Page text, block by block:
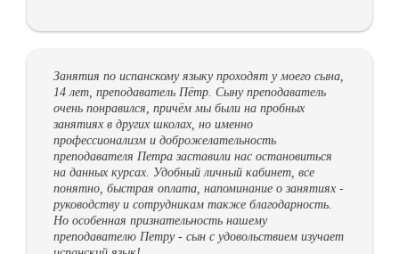
Занятия по испанскому языку проходят у моего сына,
14 лет, преподаватель Пётр. Сыну преподаватель
очень понравился, причём мы были на пробных
занятиях в других школах, но именно
профессионализм и доброжелательность
преподавателя Петра заставили нас остановиться
на данных курсах. Удобный личный кабинет, все
понятно, быстрая оплата, напоминание о занятиях -
руководству и сотрудникам также благодарность.
Но особенная признательность нашему
преподавателю Петру - сын с удовольствием изучает